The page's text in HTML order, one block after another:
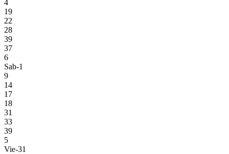
4
19
22
28
39
37
6
Sab-1
9
14
17
18
31
33
39
5
Vie-31